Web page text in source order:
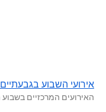
אירועי השבוע בגבעתיים 3/8-10/8/2026
האירועים המרכזיים